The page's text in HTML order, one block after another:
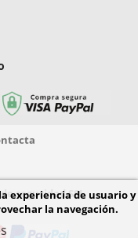
experiencia de usuario y
la navegación.
seguridad SSL